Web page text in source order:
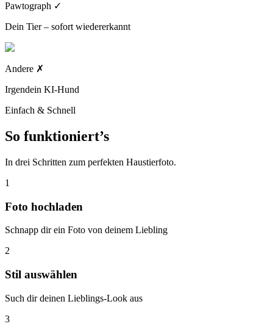
Pawtograph ✓
Dein Tier – sofort wiedererkannt
Andere ✗
Irgendein KI-Hund
Einfach & Schnell
So funktioniert’s
In drei Schritten zum perfekten Haustierfoto.
1
Foto hochladen
Schnapp dir ein Foto von deinem Liebling
2
Stil auswählen
Such dir deinen Lieblings-Look aus
3